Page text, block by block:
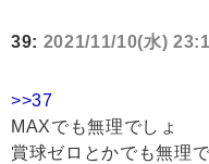
39: 2021/11/10(水)
>>37
MAXでも無理でしょ
賞球ゼロとかでも無理